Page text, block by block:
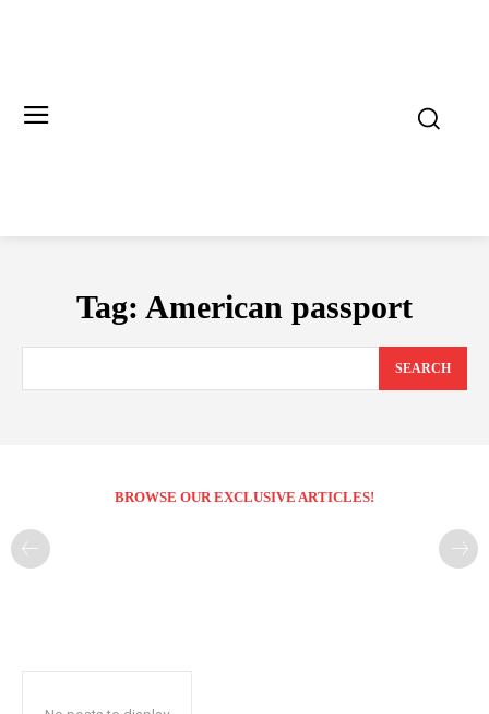
Tag: American passport
SEARCH
BROWSE OUR EXCLUSIVE ARTICLES!